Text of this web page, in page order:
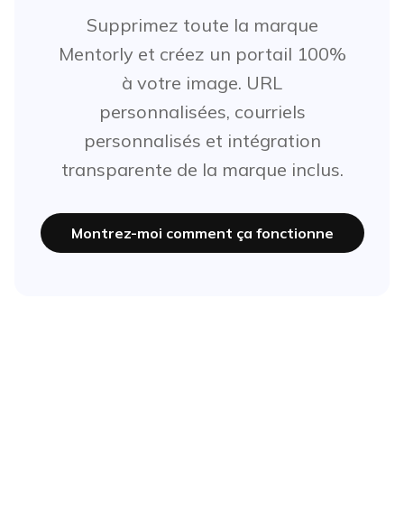
Supprimez toute la marque
Mentorly et créez un portail 100%
à votre image. URL
personnalisées, courriels
personnalisés et intégration
transparente de la marque inclus.
Montrez-moi comment ça fonctionne